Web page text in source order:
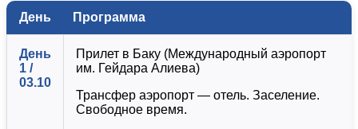
День Программа
День
1 /
03.10
Прилет в Баку (Международный аэропорт
им. Гейдара Алиева)
Трансфер аэропорт — отель. Заселение.
Свободное время.